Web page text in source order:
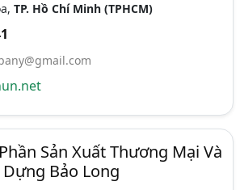
TP. Hồ Chí Minh (TPHCM)
Sản Xuất Thương Mại Và
Dựng Bảo Long